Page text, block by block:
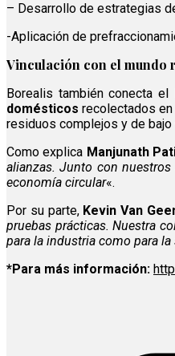
– Desarrollo de estrategias
-Aplicación de
Vinculación con el mundo
Borealis también conecta
domésticosrecolectados
residuos complejos y de bajo
Como explica Manjunath
alianzas. Junto con
economía circular«.
Por su parte, Kevin Van
pruebas prácticas. Nuestra
para la industria como para la
*Para más información: